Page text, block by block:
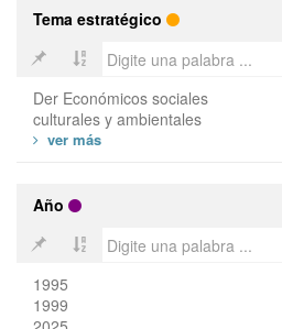
Tema estratégico
Der Económicos sociales
culturales y ambientales
Año
1995
1999